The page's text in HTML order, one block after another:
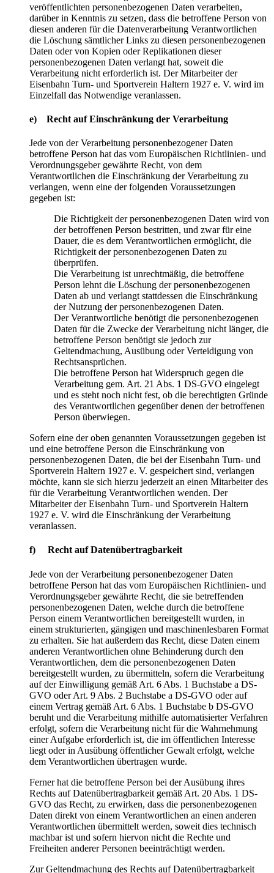
veröffentlichten personenbezogenen Daten verarbeiten,
darüber in Kenntnis zu setzen, dass die betroffene Person von
diesen anderen für die Datenverarbeitung Verantwortlichen
die Löschung sämtlicher Links zu diesen personenbezogenen
Daten oder von Kopien oder Replikationen dieser
personenbezogenen Daten verlangt hat, soweit die
Verarbeitung nicht erforderlich ist. Der Mitarbeiter der
Eisenbahn Turn- und Sportverein Haltern 1927 e. V. wird im
Einzelfall das Notwendige veranlassen.
e) Recht auf Einschränkung der Verarbeitung
Jede von der Verarbeitung personenbezogener Daten
betroffene Person hat das vom Europäischen Richtlinien- und
Verordnungsgeber gewährte Recht, von dem
Verantwortlichen die Einschränkung der Verarbeitung zu
verlangen, wenn eine der folgenden Voraussetzungen
gegeben ist:
Die Richtigkeit der personenbezogenen Daten wird von
der betroffenen Person bestritten, und zwar für eine
Dauer, die es dem Verantwortlichen ermöglicht, die
Richtigkeit der personenbezogenen Daten zu
überprüfen.
Die Verarbeitung ist unrechtmäßig, die betroffene
Person lehnt die Löschung der personenbezogenen
Daten ab und verlangt stattdessen die Einschränkung
der Nutzung der personenbezogenen Daten.
Der Verantwortliche benötigt die personenbezogenen
Daten für die Zwecke der Verarbeitung nicht länger, die
betroffene Person benötigt sie jedoch zur
Geltendmachung, Ausübung oder Verteidigung von
Rechtsansprüchen.
Die betroffene Person hat Widerspruch gegen die
Verarbeitung gem. Art. 21 Abs. 1 DS-GVO eingelegt
und es steht noch nicht fest, ob die berechtigten Gründe
des Verantwortlichen gegenüber denen der betroffenen
Person überwiegen.
Sofern eine der oben genannten Voraussetzungen gegeben ist
und eine betroffene Person die Einschränkung von
personenbezogenen Daten, die bei der Eisenbahn Turn- und
Sportverein Haltern 1927 e. V. gespeichert sind, verlangen
möchte, kann sie sich hierzu jederzeit an einen Mitarbeiter des
für die Verarbeitung Verantwortlichen wenden. Der
Mitarbeiter der Eisenbahn Turn- und Sportverein Haltern
1927 e. V. wird die Einschränkung der Verarbeitung
veranlassen.
f) Recht auf Datenübertragbarkeit
Jede von der Verarbeitung personenbezogener Daten
betroffene Person hat das vom Europäischen Richtlinien- und
Verordnungsgeber gewährte Recht, die sie betreffenden
personenbezogenen Daten, welche durch die betroffene
Person einem Verantwortlichen bereitgestellt wurden, in
einem strukturierten, gängigen und maschinenlesbaren Format
zu erhalten. Sie hat außerdem das Recht, diese Daten einem
anderen Verantwortlichen ohne Behinderung durch den
Verantwortlichen, dem die personenbezogenen Daten
bereitgestellt wurden, zu übermitteln, sofern die Verarbeitung
auf der Einwilligung gemäß Art. 6 Abs. 1 Buchstabe a DS-
GVO oder Art. 9 Abs. 2 Buchstabe a DS-GVO oder auf
einem Vertrag gemäß Art. 6 Abs. 1 Buchstabe b DS-GVO
beruht und die Verarbeitung mithilfe automatisierter Verfahren
erfolgt, sofern die Verarbeitung nicht für die Wahrnehmung
einer Aufgabe erforderlich ist, die im öffentlichen Interesse
liegt oder in Ausübung öffentlicher Gewalt erfolgt, welche
dem Verantwortlichen übertragen wurde.
Ferner hat die betroffene Person bei der Ausübung ihres
Rechts auf Datenübertragbarkeit gemäß Art. 20 Abs. 1 DS-
GVO das Recht, zu erwirken, dass die personenbezogenen
Daten direkt von einem Verantwortlichen an einen anderen
Verantwortlichen übermittelt werden, soweit dies technisch
machbar ist und sofern hiervon nicht die Rechte und
Freiheiten anderer Personen beeinträchtigt werden.
Zur Geltendmachung des Rechts auf Datenübertragbarkeit